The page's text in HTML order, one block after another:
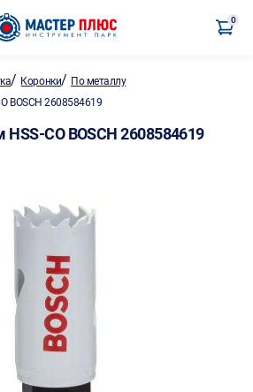
0
/ Коронки/ По металлу
BOSCH 2608584619
CO BOSCH 2608584619